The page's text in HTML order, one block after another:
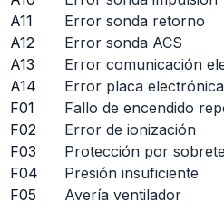
A11
Error sonda retorno
A12
Error sonda ACS
A13
Error comunicación
A14
Error placa electrónica
F01
Fallo de encendido
F02
Error de ionización
F03
Protección por
F04
Presión insuficiente
F05
Avería ventilador